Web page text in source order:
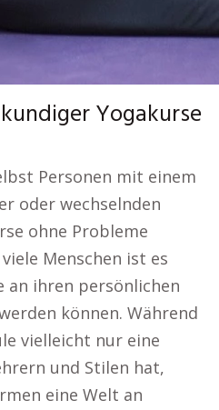
Yogakurse
Personen mit einem
oder wechselnden
ohne Probleme
Menschen ist es
an ihren persönlichen
können. Während
vielleicht nur eine
und Stilen hat,
eine Welt an